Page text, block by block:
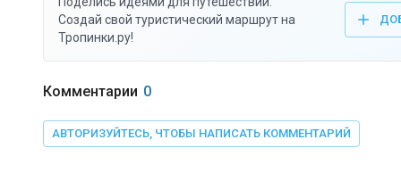
Создай свой туристический маршрут на
Тропинки.ру!
Комментарии 0
АВТОРИЗУЙТЕСЬ, ЧТОБЫ НАПИСАТЬ КОММЕНТАРИЙ